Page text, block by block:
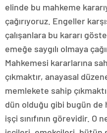
elinde bu mahkeme
çağırıyoruz. Engeller
çalışanlara bu kararı
emeğe saygılı olmaya
Mahkemesi kararlarına
çıkmaktır, anayasal
memlekete sahip
dün olduğu gibi bugün de
işçi sınıfının görevidir. O